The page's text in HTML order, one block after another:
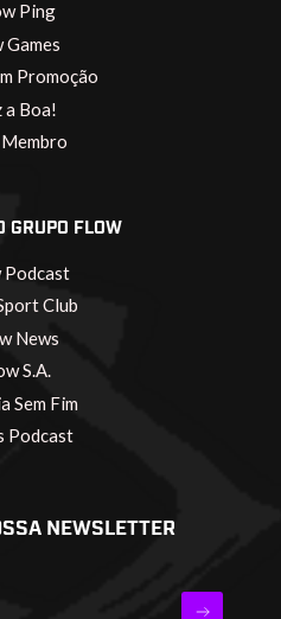
Ping
Games
Promoção
a Boa!
GRUPO FLOW
Podcast
Club
News
S.A.
Sem Fim
Podcast
NEWSLETTER